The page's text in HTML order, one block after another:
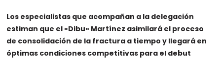
Los especialistas que acompañan a la delegación
estiman que el «Dibu» Martínez asimilará el proceso
de consolidación de la fractura a tiempo y llegará en
óptimas condiciones competitivas para el debut